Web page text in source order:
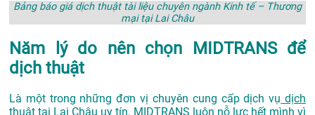
Bảng báo giá dịch thuật tài liệu chuyên ngành Kinh tế – Thương
mại tại Lai Châu
Năm lý do nên chọn MIDTRANS để
dịch thuật
Là một trong những đơn vị chuyên cung cấp dịch vụ dịch
thuật tại Lai Châu uy tín, MIDTRANS luôn nỗ lực hết mình vì